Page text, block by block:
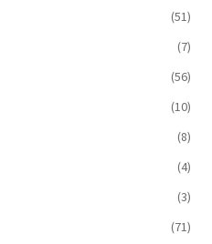
(51)
(7)
(56)
(10)
(8)
(4)
(3)
(71)